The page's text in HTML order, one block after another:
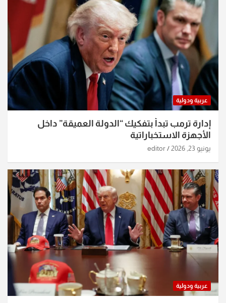
عربية ودولية
إدارة ترمب تبدأ بتفكيك “الدولة العميقة” داخل
الأجهزة الاستخباراتية
يونيو 23, 2026 editor
عربية ودولية